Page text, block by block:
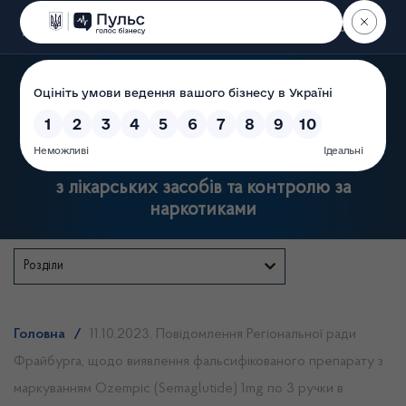
Пошук
Державна служба України
з лікарських засобів та контролю за
наркотиками
Розділи
Головна /
11.10.2023. Повідомлення Регіональної ради
Фрайбурга, щодо виявлення фальсифікованого препарату з
маркуванням Ozempic (Semaglutide) 1mg по 3 ручки в